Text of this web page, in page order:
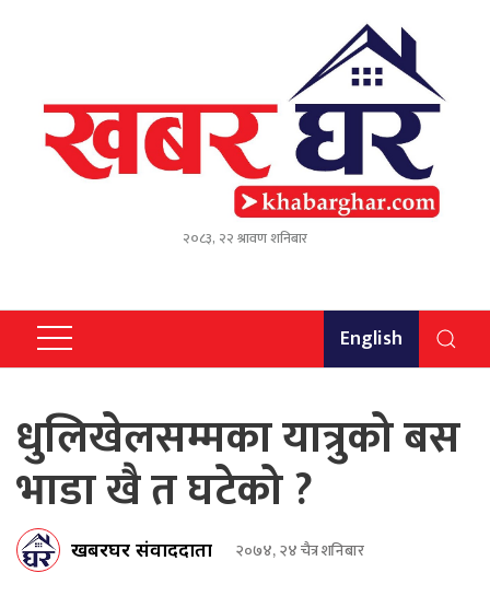
२०८३, २२ श्रावण शनिबार
English
धुलिखेलसम्मका यात्रुको बस
भाडा खै त घटेको ?
खबरघर संवाददाता २०७४, २४ चैत्र शनिबार